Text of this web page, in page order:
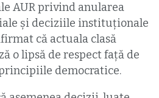
AUR privind anularea
și deciziile instituționale
că actuala clasă
o lipsă de respect față de
democratice.